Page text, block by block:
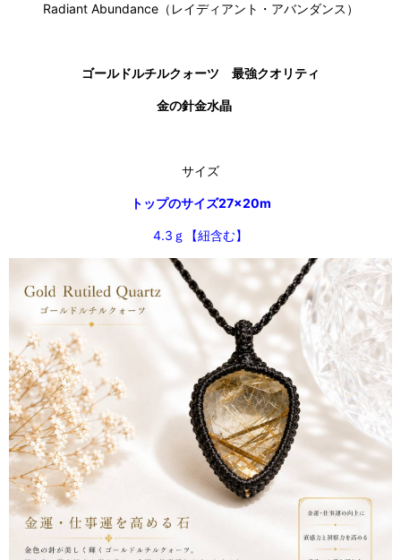
Radiant Abundance（レイディアント・アバンダンス）
ゴールドルチルクォーツ 最強クオリティ
金の針金水晶
サイズ
トップのサイズ27×20m
4.3ｇ【紐含む】